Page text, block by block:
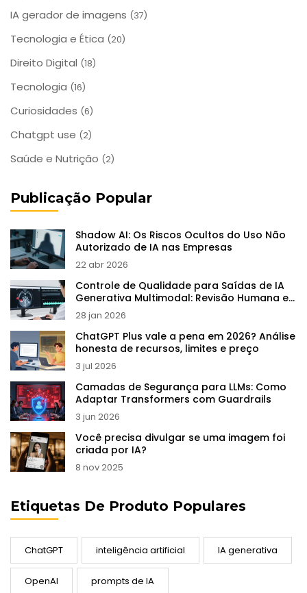
IA gerador de imagens (37)
Tecnologia e Ética (20)
Direito Digital (18)
Tecnologia (16)
Curiosidades (6)
Chatgpt use (2)
Saúde e Nutrição (2)
Publicação Popular
Shadow AI: Os Riscos Ocultos do Uso Não
Autorizado de IA nas Empresas
22 abr 2026
Controle de Qualidade para Saídas de IA
Generativa Multimodal: Revisão Humana e
Checklists
28 jan 2026
ChatGPT Plus vale a pena em 2026? Análise
honesta de recursos, limites e preço
3 jul 2026
Camadas de Segurança para LLMs: Como
Adaptar Transformers com Guardrails
3 jun 2026
Você precisa divulgar se uma imagem foi
criada por IA?
8 nov 2025
Etiquetas De Produto Populares
ChatGPT inteligência artificial IA generativa
OpenAI prompts de IA